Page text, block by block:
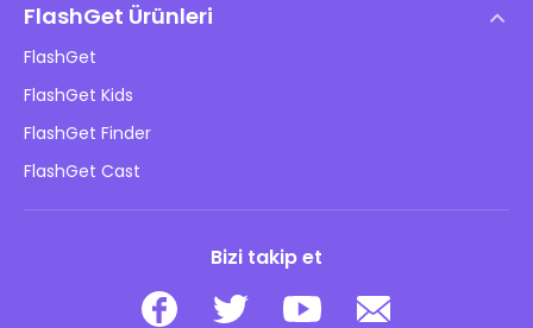
DMCA Politikası
Gizlilik Politikası
Reklam Politikaları
Bilgilerimi Satma
Blog
Çocukların Çevrimiçi Güvenliği
İndir
FlashGet Ürünleri
FlashGet
FlashGet Kids
FlashGet Finder
FlashGet Cast
Bizi takip et